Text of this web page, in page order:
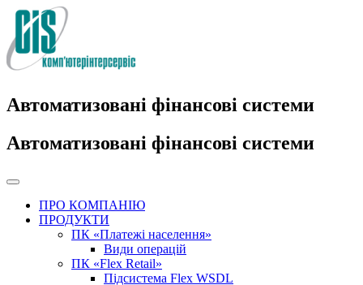
Автоматизовані фінансові системи
Автоматизовані фінансові системи
ПРО КОМПАНІЮ
ПРОДУКТИ
ПК «Платежі населення»
Види операцій
ПК «Flex Retail»
Підсистема Flex WSDL